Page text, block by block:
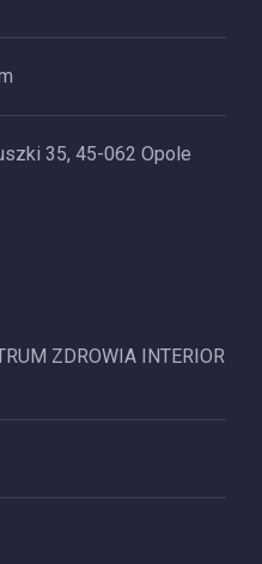
35, 45-062 Opole
ZDROWIA INTERIOR